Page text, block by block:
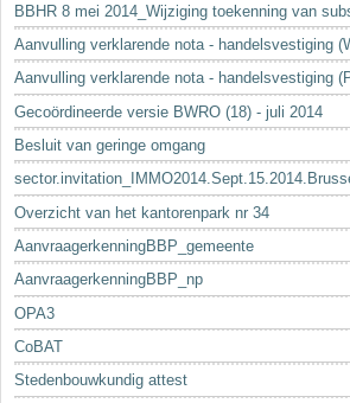
BBHR 8 mei 2014_Wijziging toekenning van
Aanvulling verklarende nota - handelsvestiging
Aanvulling verklarende nota - handelsvestiging
Gecoördineerde versie BWRO (18) - juli 2014
Besluit van geringe omgang
Overzicht van het kantorenpark nr 34
AanvraagerkenningBBP_gemeente
AanvraagerkenningBBP_np
OPA3
CoBAT
Stedenbouwkundig attest